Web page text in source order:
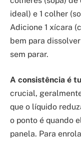
ideal) e 1 colher
Adicione 1 xícara
bem para
sem parar.
A consistência é
crucial,
que o líquido
o ponto é quando
panela. Para